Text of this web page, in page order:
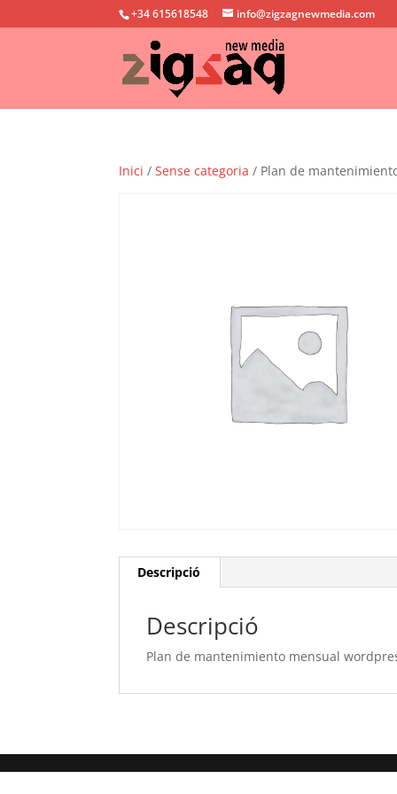
+34 615618548 info@zigzagnewmedia.com
Inici /Sense categoria / Plan de
Descripció
Descripció
Plan de mantenimiento mensual